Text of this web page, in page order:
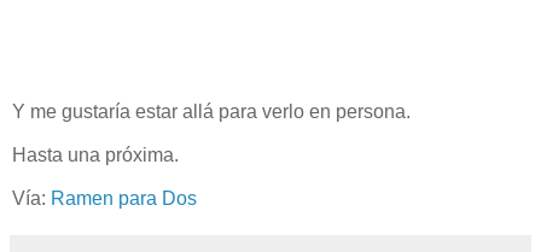
Y me gustaría estar allá para verlo en persona.
Hasta una próxima.
Vía: Ramen para Dos